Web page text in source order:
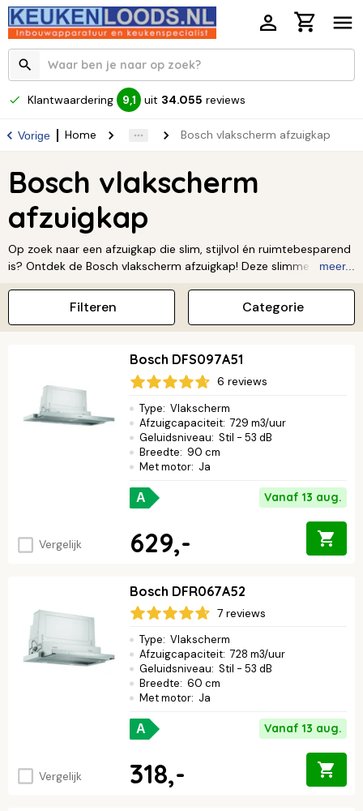
Klantwaardering 9,1 uit 34.055 reviews
Vorige Home Bosch vlakscherm afzuigkap
Bosch vlakscherm
afzuigkap
Op zoek naar een afzuigkap die slim, stijlvol én ruimtebesparend
is? Ontdek de Bosch vlakscherm afzuigkap! Deze slimme
Hij is niet alleen krachtig, maar ook heerlijk stil. Zo geniet jij altijd
van een frisse keuken zonder storend lawaai. Bosch staat voor
kwaliteit en gebruiksgemak, perfect voor jouw moderne keuken.
Bekijk het assortiment en vind de afzuigkap die bij jou past.
meer...
Categorie
Filteren
Vergelijk
Bosch DFS097A51
6 reviews
Type: Vlakscherm
Afzuigcapaciteit: 729 m3/uur
Geluidsniveau: Stil - 53 dB
Breedte: 90 cm
Met motor: Ja
A Vanaf 13 aug.
629,-
Vergelijk
Bosch DFR067A52
7 reviews
Type: Vlakscherm
Afzuigcapaciteit: 728 m3/uur
Geluidsniveau: Stil - 53 dB
Breedte: 60 cm
Met motor: Ja
A Vanaf 13 aug.
318,-